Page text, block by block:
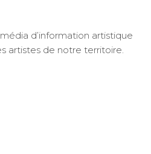
d’information artistique
artistes de notre territoire.